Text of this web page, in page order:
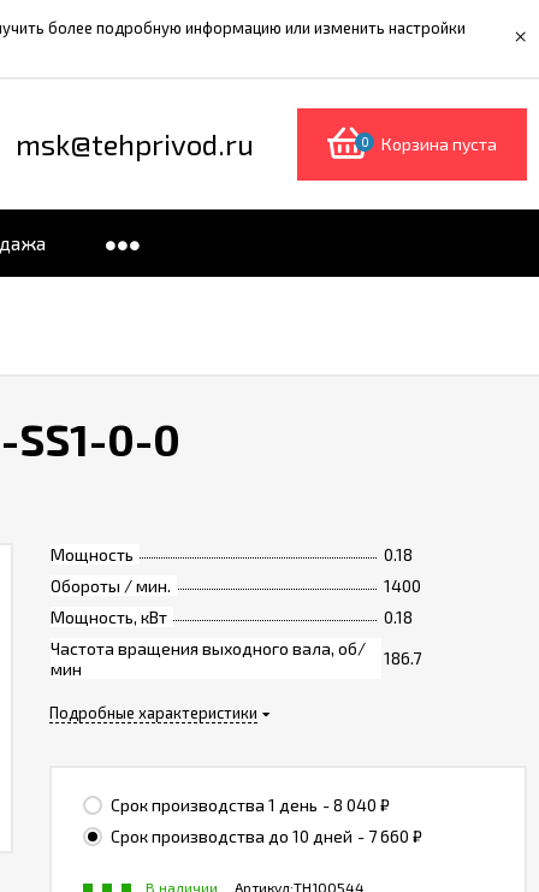
более подробную информацию или изменить настройки ×
msk@tehprivod.ru 0 Корзина пуста
0-0
Мощность
0.18
Обороты / мин.
1400
Мощность, кВт
0.18
Частота вращения выходного вала, об/
мин
186.7
Подробные характеристики
Срок производства 1 день - 8 040 ₽
Срок производства до 10 дней - 7 660 ₽
Артикул:TH100544
В наличии